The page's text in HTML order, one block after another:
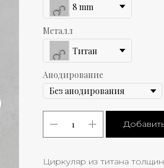
8 mm
Металл
Титан
Анодирование
Циркуляр из титана